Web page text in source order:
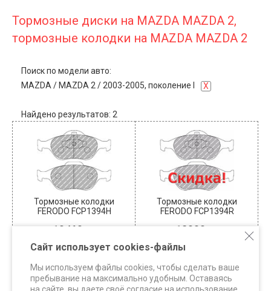
Тормозные диски на MAZDA MAZDA 2,
тормозные колодки на MAZDA MAZDA 2
Поиск по модели авто:
MAZDA / MAZDA 2 / 2003-2005, поколение I X
Найдено результатов: 2
Тормозные колодки
FERODO FCP1394H
10460
В наличии: 1
КУПИТЬ
Тормозные колодки
FERODO FCP1394R
12000
В наличии: 6+
КУПИТЬ
Сайт использует cookies-файлы
Мы используем файлы cookies, чтобы сделать ваше
пребывание на максимально удобным. Оставаясь